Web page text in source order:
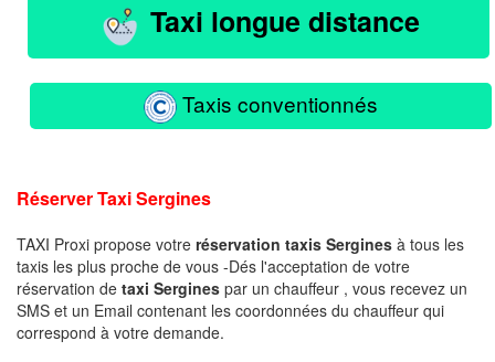
Taxi longue distance
Taxis conventionnés
Réserver Taxi Sergines
TAXI Proxi propose votre réservation taxis Sergines à tous les
taxis les plus proche de vous -Dés l'acceptation de votre
réservation de taxi Sergines par un chauffeur , vous recevez un
SMS et un Email contenant les coordonnées du chauffeur qui
correspond à votre demande.